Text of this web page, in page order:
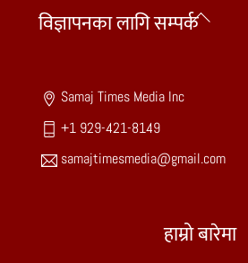
Back
विज्ञापनका लागि सम्पर्क
Samaj Times Media Inc
+1 929-421-8149
samajtimesmedia@gmail.com
हाम्रो बारेमा